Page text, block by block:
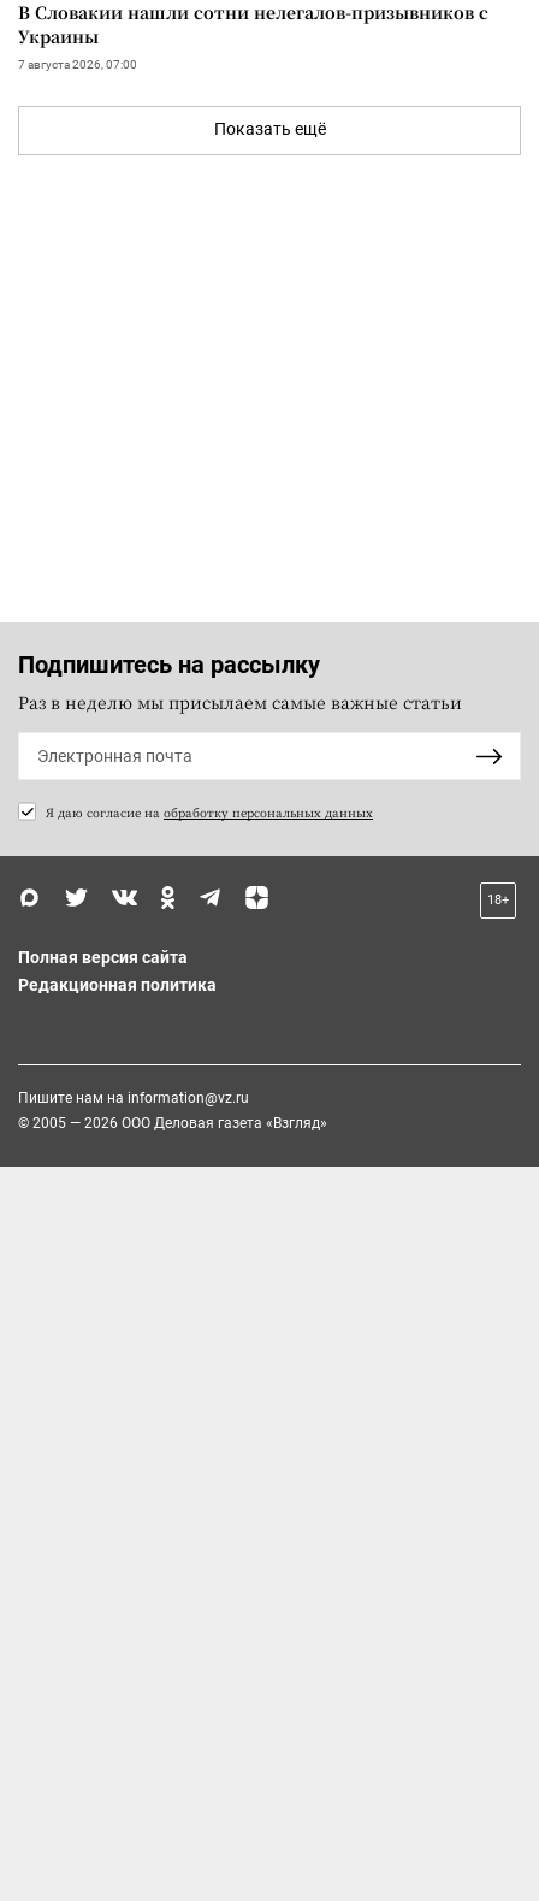
В Словакии нашли сотни нелегалов-призывников с
Украины
7 августа 2026, 07:00
Показать ещё
Подпишитесь на рассылку
Раз в неделю мы присылаем самые важные статьи
Я даю согласие на обработку персональных данных
18+
Полная версия сайта
Редакционная политика
Пишите нам на information@vz.ru
© 2005 — 2026 ООО Деловая газета «Взгляд»